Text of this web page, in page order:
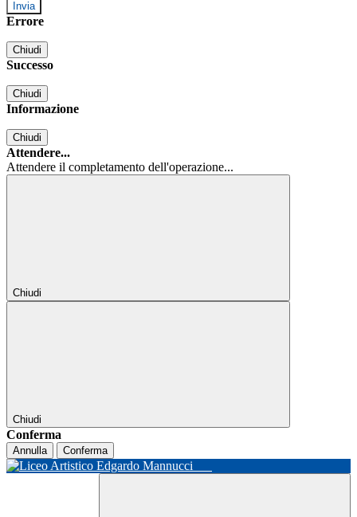
Errore
Chiudi
Successo
Chiudi
Informazione
Chiudi
Attendere...
Attendere il completamento dell'operazione...
Chiudi
Chiudi
Conferma
Annulla Conferma